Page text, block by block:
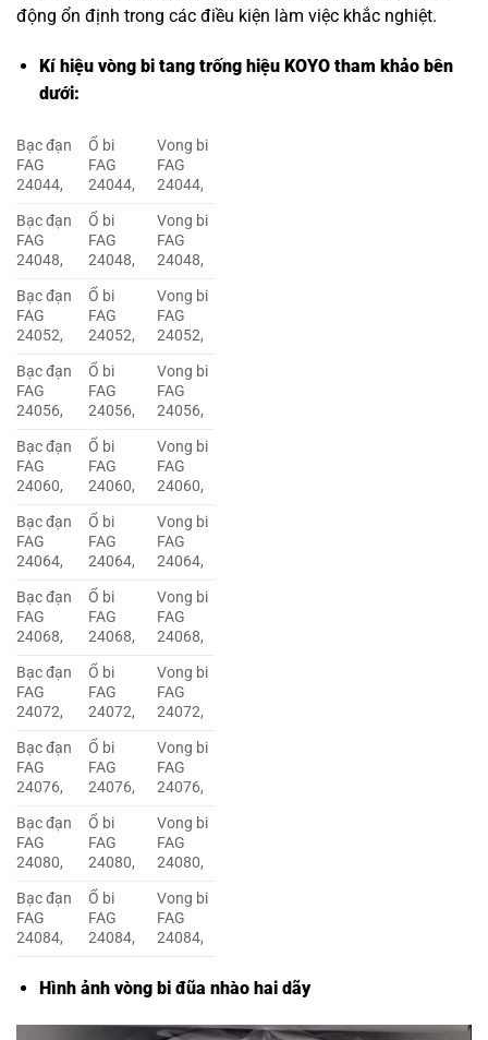
động ổn định trong các điều kiện làm việc khắc nghiệt.
Kí hiệu vòng bi tang trống hiệu KOYO tham khảo bên
dưới:
Bạc đạn
FAG
24044,
Ổ bi
FAG
24044,
Vong bi
FAG
24044,
Bạc đạn
FAG
24048,
Ổ bi
FAG
24048,
Vong bi
FAG
24048,
Bạc đạn
FAG
24052,
Ổ bi
FAG
24052,
Vong bi
FAG
24052,
Bạc đạn
FAG
24056,
Ổ bi
FAG
24056,
Vong bi
FAG
24056,
Bạc đạn
FAG
24060,
Ổ bi
FAG
24060,
Vong bi
FAG
24060,
Bạc đạn
FAG
24064,
Ổ bi
FAG
24064,
Vong bi
FAG
24064,
Bạc đạn
FAG
24068,
Ổ bi
FAG
24068,
Vong bi
FAG
24068,
Bạc đạn
FAG
24072,
Ổ bi
FAG
24072,
Vong bi
FAG
24072,
Bạc đạn
FAG
24076,
Ổ bi
FAG
24076,
Vong bi
FAG
24076,
Bạc đạn
FAG
24080,
Ổ bi
FAG
24080,
Vong bi
FAG
24080,
Bạc đạn
FAG
24084,
Ổ bi
FAG
24084,
Vong bi
FAG
24084,
Hình ảnh vòng bi đũa nhào hai dãy